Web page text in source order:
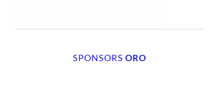
SPONSORS ORO